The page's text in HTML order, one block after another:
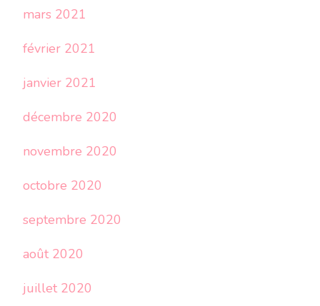
mars 2021
février 2021
janvier 2021
décembre 2020
novembre 2020
octobre 2020
septembre 2020
août 2020
juillet 2020